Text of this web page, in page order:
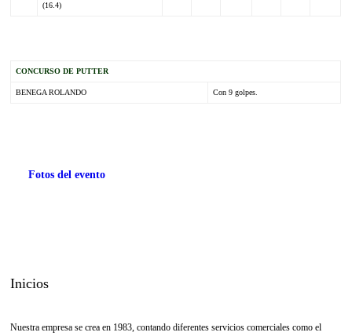
(16.4)
CONCURSO DE PUTTER
BENEGA ROLANDO Con 9 golpes.
Fotos del evento
Inicios
Nuestra empresa se crea en 1983, contando diferentes servicios comerciales como el